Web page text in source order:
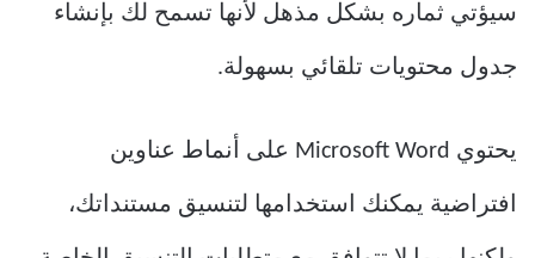
سيؤتي ثماره بشكل مذهل لأنها تسمح لك بإنشاء
جدول محتويات تلقائي بسهولة.
يحتوي Microsoft Word على أنماط عناوين
افتراضية يمكنك استخدامها لتنسيق مستنداتك،